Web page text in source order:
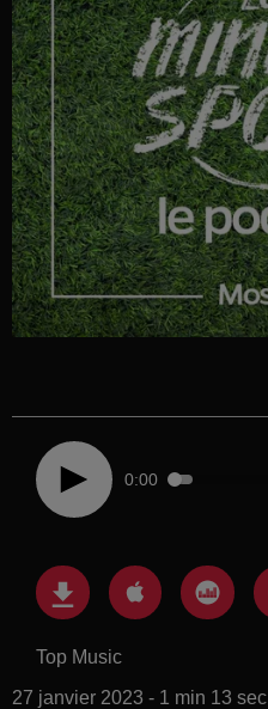
0:00
Top Music
27 janvier 2023 - 1 min 13 sec